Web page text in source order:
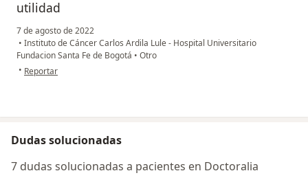
utilidad
7 de agosto de 2022
• Instituto de Cáncer Carlos Ardila Lule - Hospital Universitario
Fundacion Santa Fe de Bogotá • Otro
• en opinión del usuario Gloria Yasmin Farias
Reportar
Dudas solucionadas
7 dudas solucionadas a pacientes en Doctoralia